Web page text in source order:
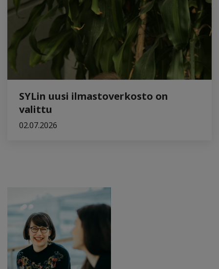
SYLin uusi ilmastoverkosto on
valittu
02.07.2026